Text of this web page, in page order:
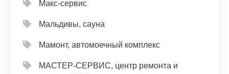
Макс-сервис
Мальдивы, сауна
Мамонт, автомоечный комплекс
МАСТЕР-СЕРВИС, центр ремонта и